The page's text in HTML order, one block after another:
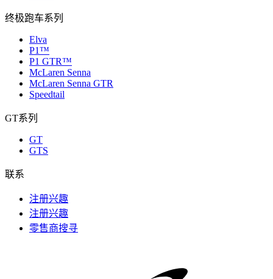
终极跑车系列
Elva
P1™
P1 GTR™
McLaren Senna
McLaren Senna GTR
Speedtail
GT系列
GT
GTS
联系
注册兴趣
注册兴趣
零售商搜寻